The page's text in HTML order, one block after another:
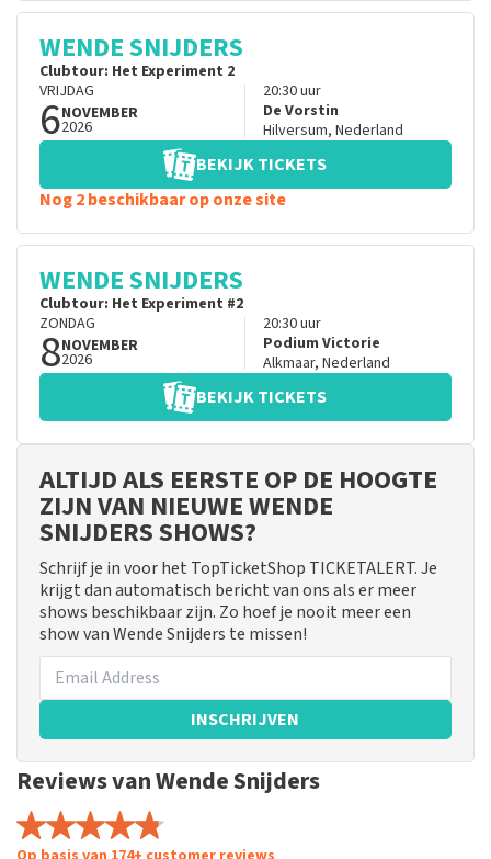
WENDE SNIJDERS
Clubtour: Het Experiment 2
VRIJDAG
6NOVEMBER
2026
20:30uur
De Vorstin
Hilversum, Nederland
BEKIJK TICKETS
Nog 2 beschikbaar op onze site
WENDE SNIJDERS
Clubtour: Het Experiment #2
ZONDAG
8NOVEMBER
2026
20:30uur
Podium Victorie
Alkmaar, Nederland
BEKIJK TICKETS
ALTIJD ALS EERSTE OP DE HOOGTE
ZIJN VAN NIEUWE WENDE
SNIJDERS SHOWS?
Schrijf je in voor het TopTicketShop TICKETALERT. Je
krijgt dan automatisch bericht van ons als er meer
shows beschikbaar zijn. Zo hoef je nooit meer een
show van Wende Snijders te missen!
INSCHRIJVEN
Reviews van Wende Snijders